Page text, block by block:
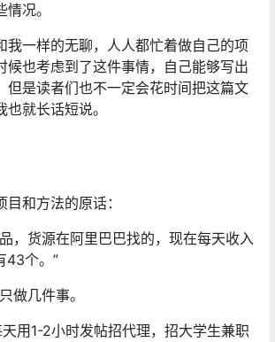
况。
我一样的无聊，人人都忙着做自己的项
候也考虑到了这件事情，自己能够写出
但是读者们也不一定会花时间把这篇文
就长话短说。
和方法的原话：
，货源在阿里巴巴找的，现在每天收入
43个。”
做几件事。
用1-2小时发帖招代理，招大学生兼职